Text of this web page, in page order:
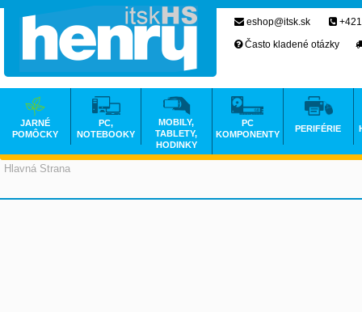
Hlavná Strana
eshop@itsk.sk
Často kladené otázky
JARNÉ
POMÔCKY
PC,
NOTEBOOKY
MOBILY,
TABLETY,
HODINKY
PC
KOMPONENTY
PERIFÉRIE